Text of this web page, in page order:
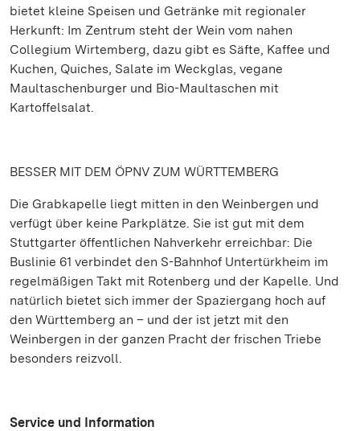
bietet kleine Speisen und Getränke mit regionaler
Herkunft: Im Zentrum steht der Wein vom nahen
Collegium Wirtemberg, dazu gibt es Säfte, Kaffee und
Kuchen, Quiches, Salate im Weckglas, vegane
Maultaschenburger und Bio-Maultaschen mit
Kartoffelsalat.
BESSER MIT DEM ÖPNV ZUM WÜRTTEMBERG
Die Grabkapelle liegt mitten in den Weinbergen und
verfügt über keine Parkplätze. Sie ist gut mit dem
Stuttgarter öffentlichen Nahverkehr erreichbar: Die
Buslinie 61 verbindet den S-Bahnhof Untertürkheim im
regelmäßigen Takt mit Rotenberg und der Kapelle. Und
natürlich bietet sich immer der Spaziergang hoch auf
den Württemberg an – und der ist jetzt mit den
Weinbergen in der ganzen Pracht der frischen Triebe
besonders reizvoll.
Service und Information